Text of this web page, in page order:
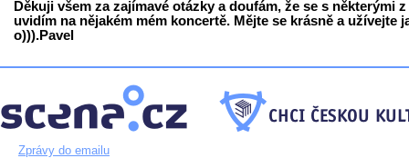
Děkuji všem za zajímavé otázky a doufám, že se s některými z
uvidím na nějakém mém koncertě. Mějte se krásně a užívejte
o))).Pavel
Zprávy do emailu